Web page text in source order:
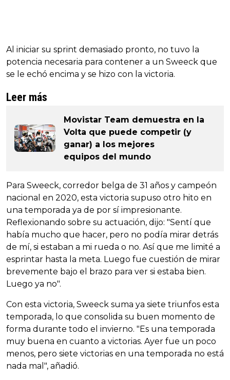
Al iniciar su sprint demasiado pronto, no tuvo la
potencia necesaria para contener a un Sweeck que
se le echó encima y se hizo con la victoria.
Leer más
Movistar Team demuestra en la
Volta que puede competir (y
ganar) a los mejores
equipos del mundo
Para Sweeck, corredor belga de 31 años y campeón
nacional en 2020, esta victoria supuso otro hito en
una temporada ya de por sí impresionante.
Reflexionando sobre su actuación, dijo: "Sentí que
había mucho que hacer, pero no podía mirar detrás
de mí, si estaban a mi rueda o no. Así que me limité a
esprintar hasta la meta. Luego fue cuestión de mirar
brevemente bajo el brazo para ver si estaba bien.
Luego ya no".
Con esta victoria, Sweeck suma ya siete triunfos esta
temporada, lo que consolida su buen momento de
forma durante todo el invierno. "Es una temporada
muy buena en cuanto a victorias. Ayer fue un poco
menos, pero siete victorias en una temporada no está
nada mal", añadió.